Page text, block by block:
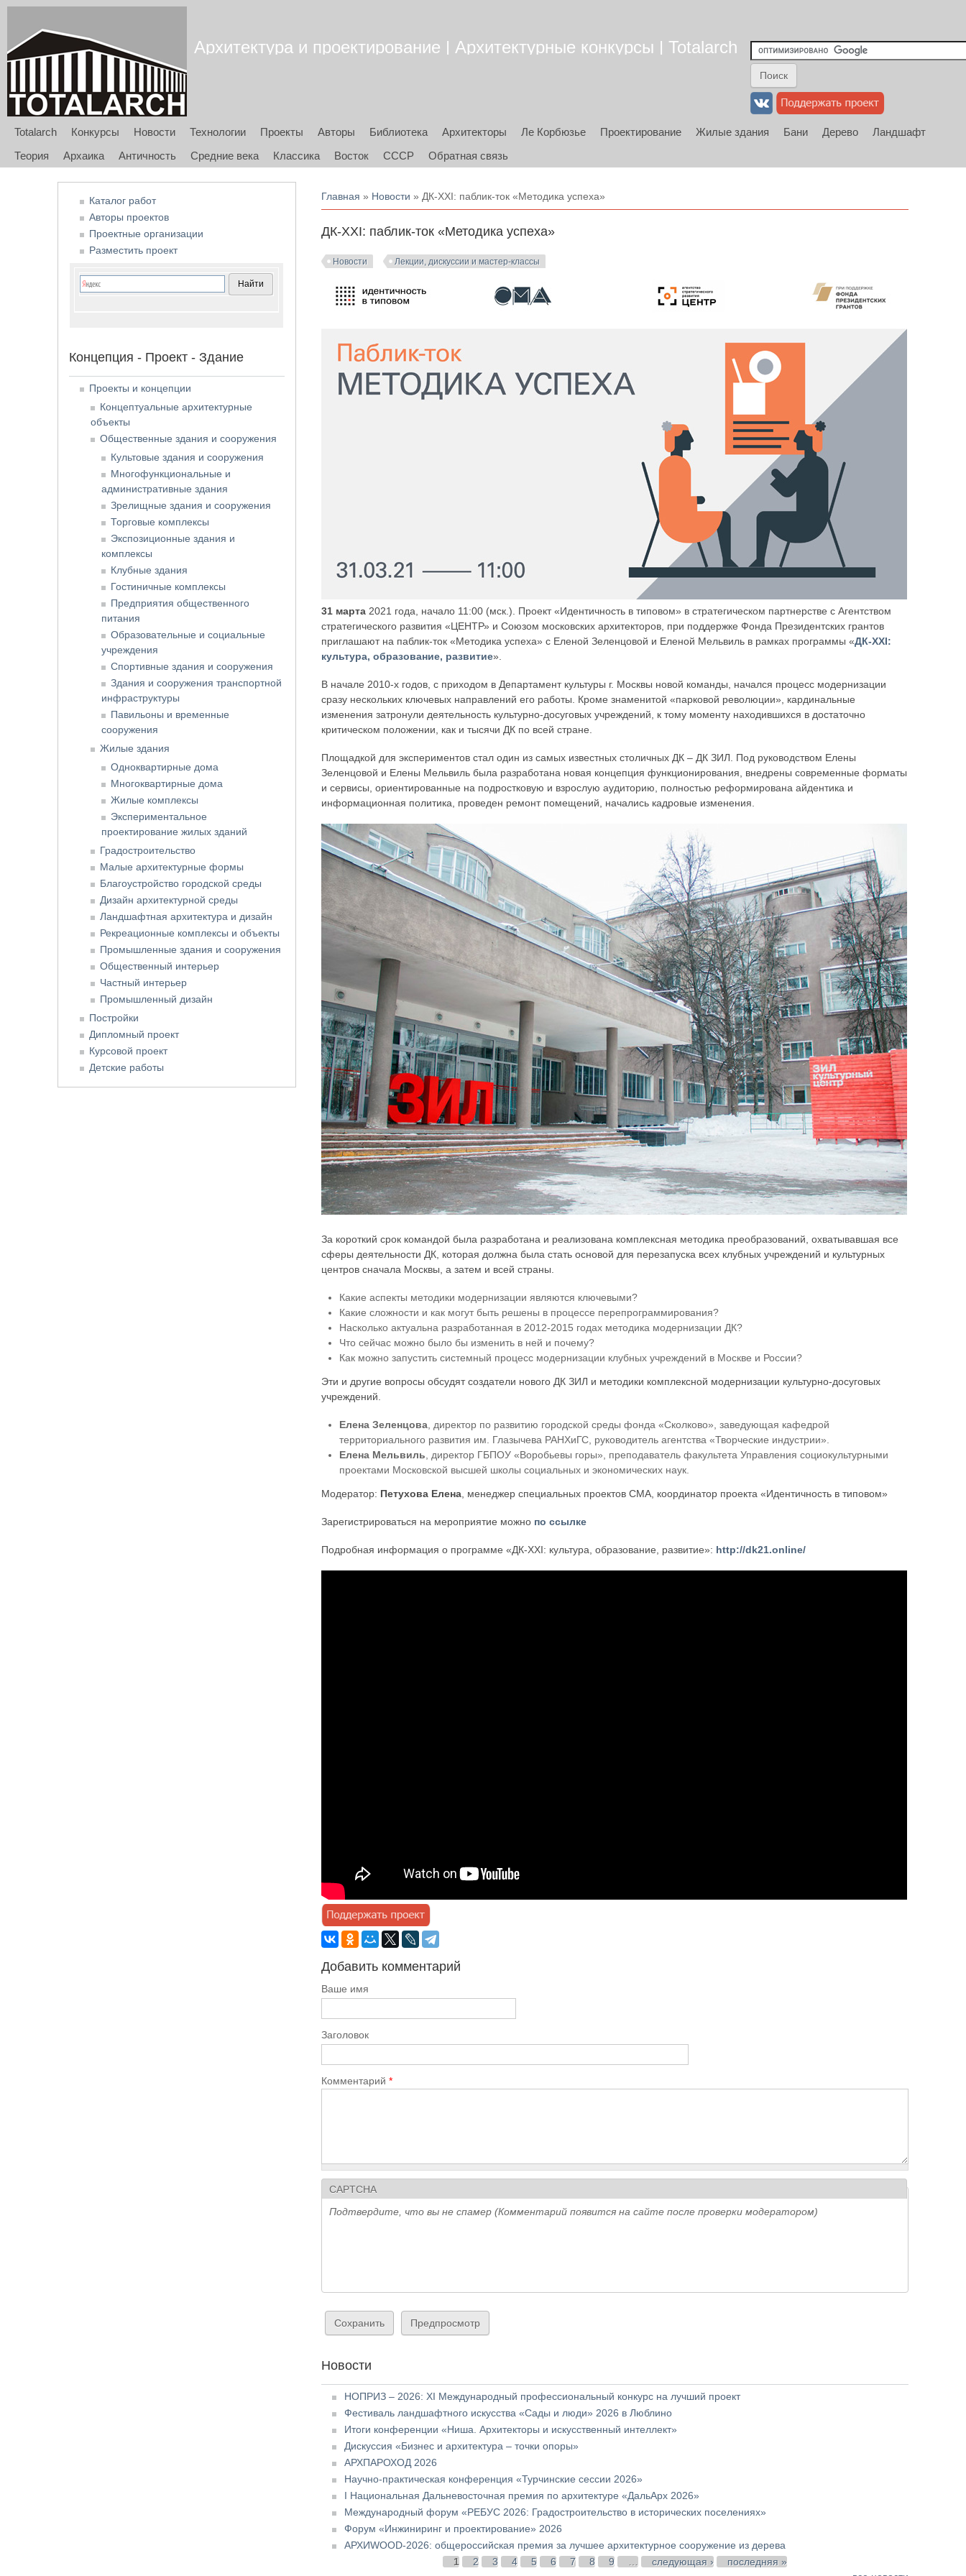
Архитектура и проектирование | Архитектурные конкурсы | Totalarch
Totalarch Конкурсы Новости Технологии Проекты Авторы Библиотека Архитекторы Ле Корбюзье Проектирование Жилые здания Бани Дерево
Ландшафт
Теория
Архаика Античность Средние века Классика Восток СССР Обратная связь
Вы здесь
Главная » Новости » ДК-XXI: паблик-ток «Методика успеха»
ДК-XXI: паблик-ток «Методика успеха»
Новости Лекции, дискуссии и мастер-классы
31 марта 2021 года, начало 11:00 (мск.). Проект «Идентичность в типовом» в стратегическом партнерстве с Агентством
стратегического развития «ЦЕНТР» и Союзом московских архитекторов, при поддержке Фонда Президентских грантов
приглашают на паблик-ток «Методика успеха» с Еленой Зеленцовой и Еленой Мельвиль в рамках программы «ДК-XXI:
культура, образование, развитие».
В начале 2010-х годов, с приходом в Департамент культуры г. Москвы новой команды, начался процесс модернизации
сразу нескольких ключевых направлений его работы. Кроме знаменитой «парковой революции», кардинальные
изменения затронули деятельность культурно-досуговых учреждений, к тому моменту находившихся в достаточно
критическом положении, как и тысячи ДК по всей стране.
Площадкой для экспериментов стал один из самых известных столичных ДК – ДК ЗИЛ. Под руководством Елены
Зеленцовой и Елены Мельвиль была разработана новая концепция функционирования, внедрены современные форматы
и сервисы, ориентированные на подростковую и взрослую аудиторию, полностью реформирована айдентика и
информационная политика, проведен ремонт помещений, начались кадровые изменения.
За короткий срок командой была разработана и реализована комплексная методика преобразований, охватывавшая все
сферы деятельности ДК, которая должна была стать основой для перезапуска всех клубных учреждений и культурных
центров сначала Москвы, а затем и всей страны.
Какие аспекты методики модернизации являются ключевыми?
Какие сложности и как могут быть решены в процессе перепрограммирования?
Насколько актуальна разработанная в 2012-2015 годах методика модернизации ДК?
Что сейчас можно было бы изменить в ней и почему?
Как можно запустить системный процесс модернизации клубных учреждений в Москве и России?
Эти и другие вопросы обсудят создатели нового ДК ЗИЛ и методики комплексной модернизации культурно-досуговых
учреждений.
Елена Зеленцова , директор по развитию городской среды фонда «Сколково», заведующая кафедрой
территориального развития им. Глазычева РАНХиГС, руководитель агентства «Творческие индустрии».
Елена Мельвиль , директор ГБПОУ «Воробьевы горы», преподаватель факультета Управления социoкультурными
проектами Московской высшей школы социальных и экономических наук.
Модератор: Петухова Елена , менеджер специальных проектов СМА, координатор проекта «Идентичность в типовом»
Зарегистрироваться на мероприятие можно по ссылке
Подробная информация о программе «ДК-XXI: культура, образование, развитие»: http://dk21.online/
Добавить комментарий
Ваше имя
Заголовок
Комментарий*
CAPTCHA
Подтвердите, что вы не спамер (Комментарий появится на сайте после проверки модератором)
Новости
НОПРИЗ – 2026: XI Международный профессиональный конкурс на лучший проект
Фестиваль ландшафтного искусства «Сады и люди» 2026 в Люблино
Итоги конференции «Ниша. Архитекторы и искусственный интеллект»
Дискуссия «Бизнес и архитектура – точки опоры»
АРХПАРОХОД 2026
Научно-практическая конференция «Турчинские сессии 2026»
I Национальная Дальневосточная премия по архитектуре «ДальАрх 2026»
Международный форум «РЕБУС 2026: Градостроительство в исторических поселениях»
Форум «Инжиниринг и проектирование» 2026
АРХИWOOD-2026: общероссийская премия за лучшее архитектурное сооружение из дерева
1 2 3 4 5 6 7 8 9 следующая ›
последняя »
Каталог работ
Авторы проектов
Проектные организации
Разместить проект
Концепция - Проект - Здание
Проекты и концепции
Концептуальные архитектурные
объекты
Общественные здания и сооружения
Культовые здания и сооружения
Многофункциональные и
административные здания
Зрелищные здания и сооружения
Торговые комплексы
Экспозиционные здания и
комплексы
Клубные здания
Гостиничные комплексы
Предприятия общественного
питания
Образовательные и социальные
учреждения
Спортивные здания и сооружения
Здания и сооружения транспортной
инфраструктуры
Павильоны и временные
сооружения
Жилые здания
Одноквартирные дома
Многоквартирные дома
Жилые комплексы
Экспериментальное
проектирование жилых зданий
Градостроительство
Малые архитектурные формы
Благоустройство городской среды
Дизайн архитектурной среды
Ландшафтная архитектура и дизайн
Рекреационные комплексы и объекты
Промышленные здания и сооружения
Общественный интерьер
Частный интерьер
Промышленный дизайн
Постройки
Дипломный проект
Курсовой проект
Детские работы